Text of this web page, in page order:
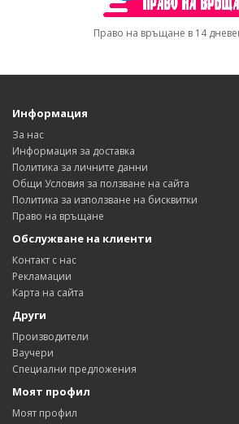
Право на връщане в 14
Информация
За нас
Информация за доставка
Политика за личните данни
Общи Условия за ползване на сайта
Политика за използване на бисквитки
Право на връщане
Обслужване на клиенти
Контакт с нас
Рекламации
Карта на сайта
Други
Производители
Ваучери
Специални предложения
Моят профил
Моят профил